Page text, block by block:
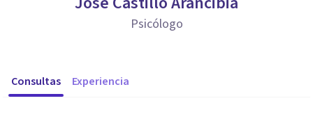
Psicólogo
Consultas Experiencia